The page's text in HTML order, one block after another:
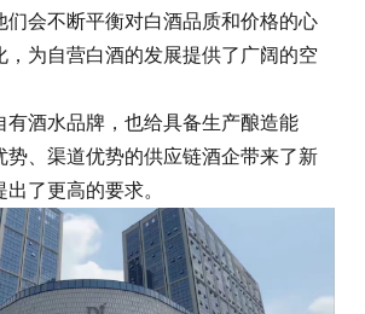
们会不断平衡对白酒品质和价格的心
，为自营白酒的发展提供了广阔的空
有酒水品牌，也给具备生产酿造能
势、渠道优势的供应链酒企带来了新
了更高的要求。